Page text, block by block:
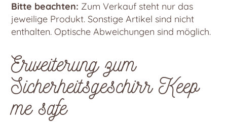
Bitte beachten: Zum Verkauf steht nur das
jeweilige Produkt. Sonstige Artikel sind nicht
enthalten. Optische Abweichungen sind möglich.
Erweiterung zum
Sicherheitsgeschirr Keep
me safe